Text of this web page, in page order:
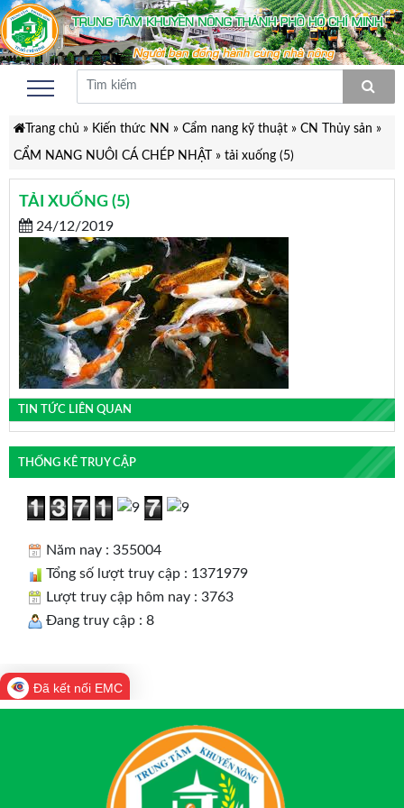
Trang chủ » Kiến thức NN » Cẩm nang kỹ thuật» CN Thủy sản »
CẨM NANG NUÔI CÁ CHÉP NHẬT
» tải xuống (5)
TẢI XUỐNG (5)
24/12/2019
TIN TỨC LIÊN QUAN
THỐNG KÊ TRUY CẬP
Năm nay : 355004
Tổng số lượt truy cập : 1371979
Lượt truy cập hôm nay : 3763
Đang truy cập : 8
Đã kết nối EMC